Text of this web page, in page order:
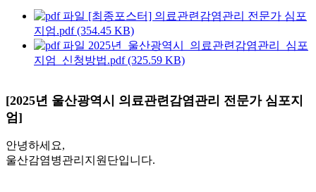
[최종포스터] 의료관련감염관리 전문가 심포
지엄.pdf (354.45 KB)
2025년_울산광역시_의료관련감염관리_심포
지엄_신청방법.pdf (325.59 KB)
[2025년 울산광역시 의료관련감염관리 전문가 심포지
엄]
안녕하세요,
울산감염병관리지원단입니다.